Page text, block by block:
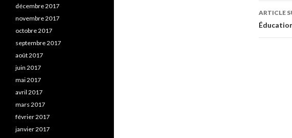
de
ARTICLE
décembre 2017
novembre 2017
octobre 2017
septembre 2017
août 2017
juin 2017
mai 2017
avril 2017
mars 2017
février 2017
janvier 2017